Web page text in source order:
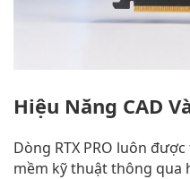
Hiệu Năng CAD
Dòng RTX PRO luôn
mềm kỹ thuật thông qua